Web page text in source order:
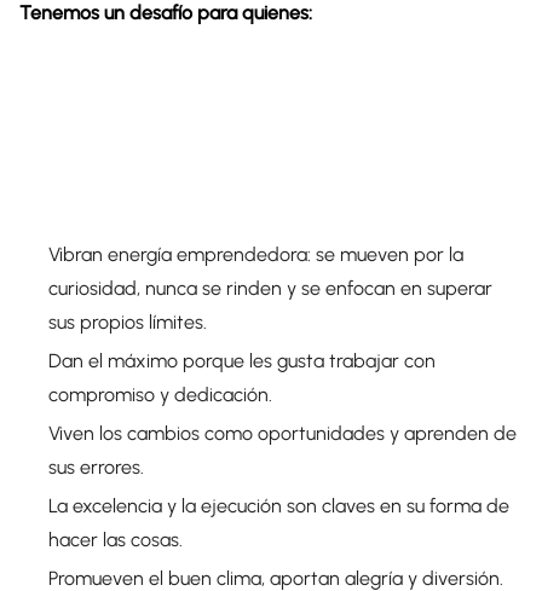
Tenemos un desafío para quienes:
Vibran energía emprendedora: se mueven por la
curiosidad, nunca se rinden y se enfocan en superar
sus propios límites.
Dan el máximo porque les gusta trabajar con
compromiso y dedicación.
Viven los cambios como oportunidades y aprenden de
sus errores.
La excelencia y la ejecución son claves en su forma de
hacer las cosas.
Promueven el buen clima, aportan alegría y diversión.